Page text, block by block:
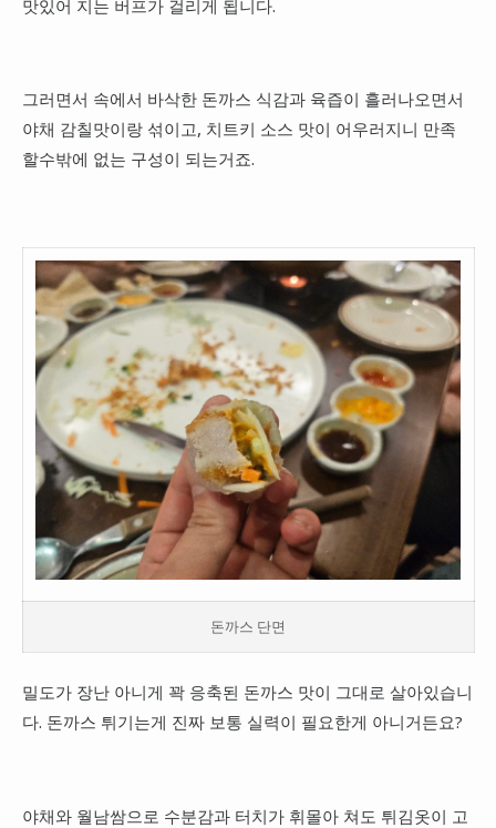
맛있어 지는 버프가 걸리게 됩니다.
그러면서 속에서 바삭한 돈까스 식감과 육즙이 흘러나오면서
야채 감칠맛이랑 섞이고, 치트키 소스 맛이 어우러지니 만족
할수밖에 없는 구성이 되는거죠.
돈까스 단면
밀도가 장난 아니게 꽉 응축된 돈까스 맛이 그대로 살아있습니
다. 돈까스 튀기는게 진짜 보통 실력이 필요한게 아니거든요?
야채와 월남쌈으로 수분감과 터치가 휘몰아 쳐도 튀김옷이 고